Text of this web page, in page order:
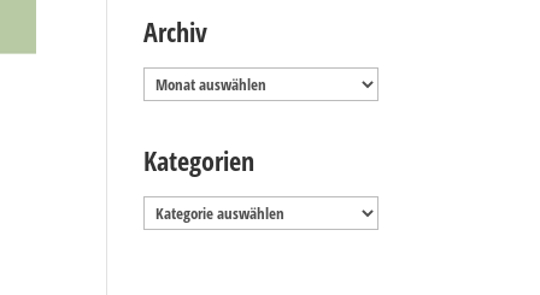
Archiv
Archiv
Kategorien
Kategorien